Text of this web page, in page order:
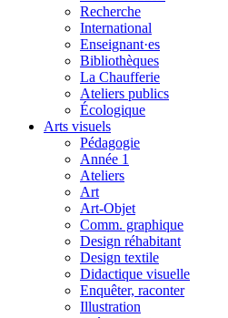
Recherche
International
Enseignant·es
Bibliothèques
La Chaufferie
Ateliers publics
Écologique
Arts visuels
Pédagogie
Année 1
Ateliers
Art
Art-Objet
Comm. graphique
Design réhabitant
Design textile
Didactique visuelle
Enquêter, raconter
Illustration